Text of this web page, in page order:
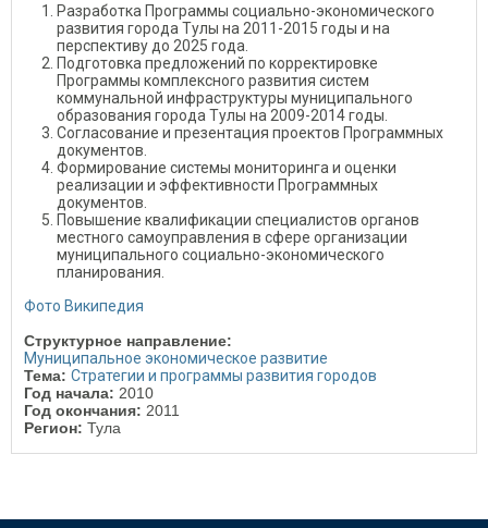
Разработка Программы социально-экономического
развития города Тулы на 2011-2015 годы и на
перспективу до 2025 года.
Подготовка предложений по корректировке
Программы комплексного развития систем
коммунальной инфраструктуры муниципального
образования города Тулы на 2009-2014 годы.
Согласование и презентация проектов Программных
документов.
Формирование системы мониторинга и оценки
реализации и эффективности Программных
документов.
Повышение квалификации специалистов органов
местного самоуправления в сфере организации
муниципального социально-экономического
планирования.
Фото Википедия
Структурное направление:
Муниципальное экономическое развитие
Тема: Стратегии и программы развития городов
Год начала: 2010
Год окончания: 2011
Регион: Тула